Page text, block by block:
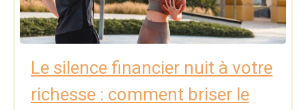
Le silence financier nuit à votre
richesse : comment briser le